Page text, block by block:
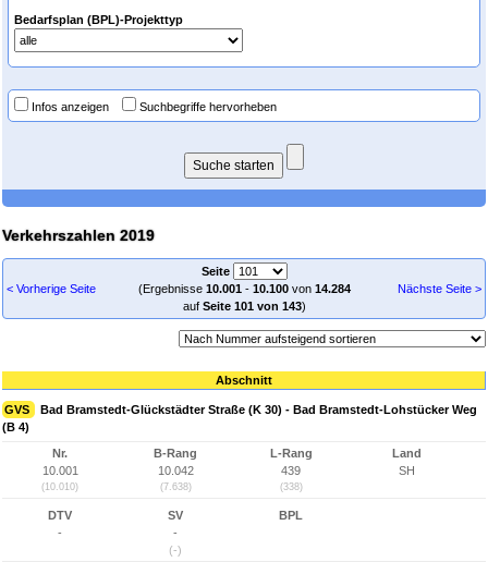
Bedarfsplan (BPL)-Projekttyp
Infos anzeigen Suchbegriffe hervorheben
Verkehrszahlen 2019
< Vorherige Seite
Seite
(Ergebnisse 10.001- 10.100von 14.284
auf Seite 101 von 143)
Nächste Seite >
Abschnitt
GVS
Bad Bramstedt-Glückstädter Straße (K 30) - Bad Bramstedt-Lohstücker Weg
(B 4)
Nr.
10.001
(10.010)
B-Rang
10.042
(7.638)
L-Rang
439
(338)
Land
SH
DTV
-
SV
-
(-)
BPL